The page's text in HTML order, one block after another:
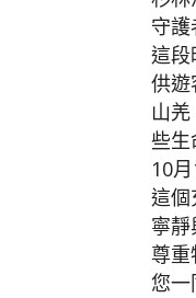
守
這段
供遊
山
些生
10
這個
寧
尊重
您一